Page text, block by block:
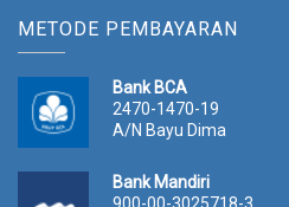
METODE PEMBAYARAN
Bank BCA
2470-1470-19
A/N Bayu Dima
Bank Mandiri
900-00-3025718-3